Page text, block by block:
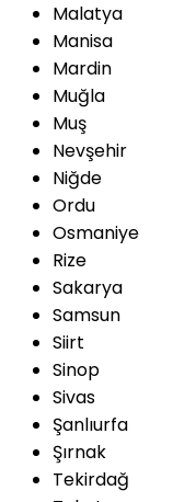
Malatya
Manisa
Mardin
Muğla
Muş
Nevşehir
Niğde
Ordu
Osmaniye
Rize
Sakarya
Samsun
Siirt
Sinop
Sivas
Şanlıurfa
Şırnak
Tekirdağ